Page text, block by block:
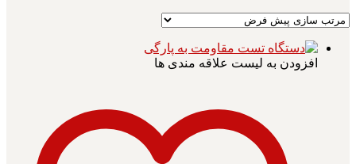
افزودن به لیست علاقه مندی ها